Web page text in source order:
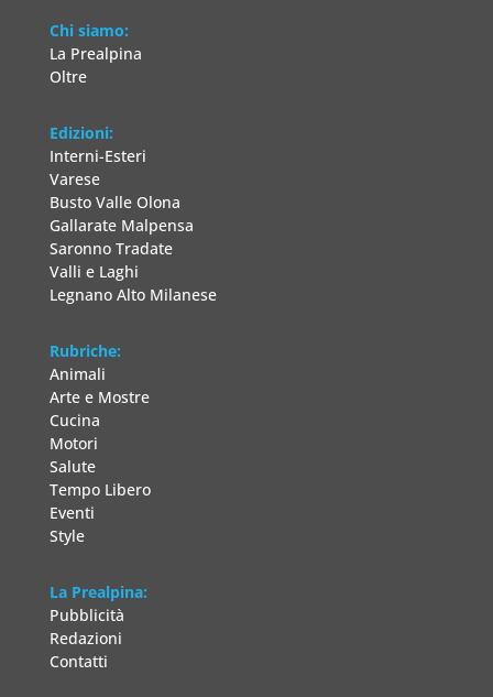
Chi siamo:
La Prealpina
Oltre
Edizioni:
Interni-Esteri
Varese
Busto Valle Olona
Gallarate Malpensa
Saronno Tradate
Valli e Laghi
Legnano Alto Milanese
Rubriche:
Animali
Arte e Mostre
Cucina
Motori
Salute
Tempo Libero
Eventi
Style
La Prealpina:
Pubblicità
Redazioni
Contatti